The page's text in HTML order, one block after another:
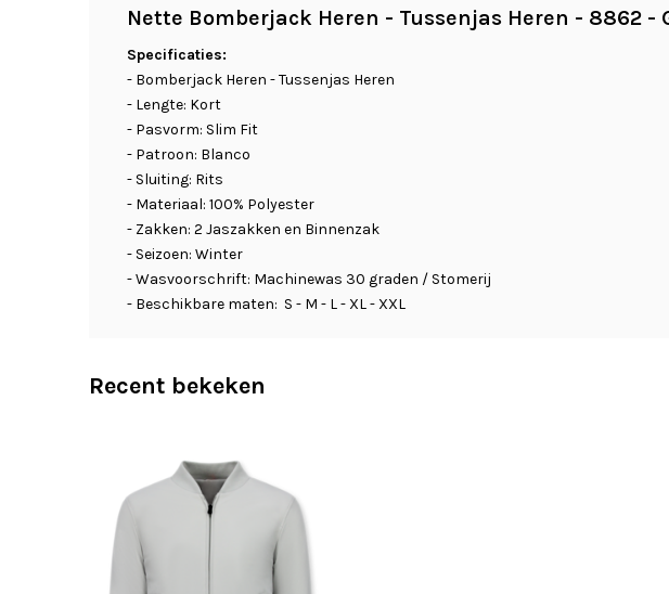
Nette Bomberjack Heren - Tussenjas Heren - 8862 -
Specificaties:
- Bomberjack Heren - Tussenjas Heren
- Lengte: Kort
- Pasvorm: Slim Fit
- Patroon: Blanco
- Sluiting: Rits
- Materiaal: 100% Polyester
- Zakken: 2 Jaszakken en Binnenzak
- Seizoen: Winter
- Wasvoorschrift: Machinewas 30 graden / Stomerij
- Beschikbare maten: S - M - L - XL - XXL
Recent bekeken